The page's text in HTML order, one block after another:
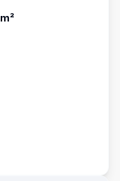
m²